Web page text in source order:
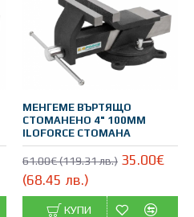
МЕНГЕМЕ ВЪРТЯЩО
СТОМАНЕНО 4" 100ММ
ILOFORCE СТОМАНА
61.00€ (119.31 лв.) 35.00€
(68.45 лв.)
КУПИ